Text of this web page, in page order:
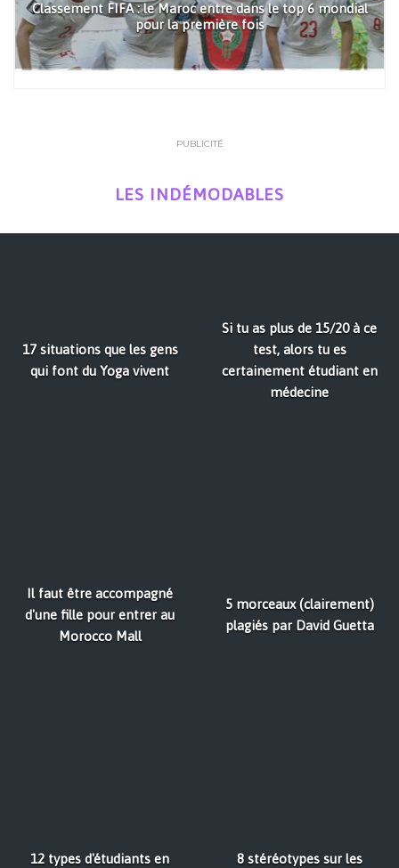
Classement FIFA : le Maroc entre dans le top 6 mondial
pour la première fois
PUBLICITÉ
LES INDÉMODABLES
17 situations que les gens
qui font du Yoga vivent
Si tu as plus de 15/20 à ce
test, alors tu es
certainement étudiant en
médecine
Il faut être accompagné
d'une fille pour entrer au
Morocco Mall
5 morceaux (clairement)
plagiés par David Guetta
12 types d'étudiants en
8 stéréotypes sur les